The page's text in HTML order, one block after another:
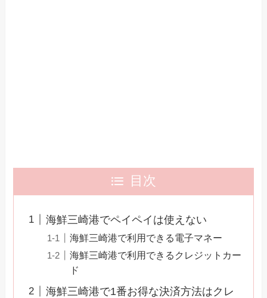
目次
海鮮三崎港でペイペイは使えない
海鮮三崎港で利用できる電子マネー
海鮮三崎港で利用できるクレジットカー
ド
海鮮三崎港で1番お得な決済方法はクレ